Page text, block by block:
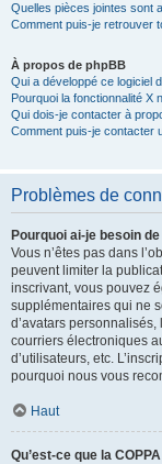
Quelles pièces jointes sont
Comment puis-je retrouver
À propos de phpBB
Qui a développé ce logiciel
Pourquoi la fonctionnalité X
Qui dois-je contacter à
Comment puis-je contacter
Problèmes de
Pourquoi ai-je besoin
Vous n’êtes pas dans
peuvent limiter la
inscrivant, vous pouvez
supplémentaires qui ne
d’avatars personnalisés,
courriers électroniques
d’utilisateurs, etc.
pourquoi nous vous
Haut
Qu’est-ce que la